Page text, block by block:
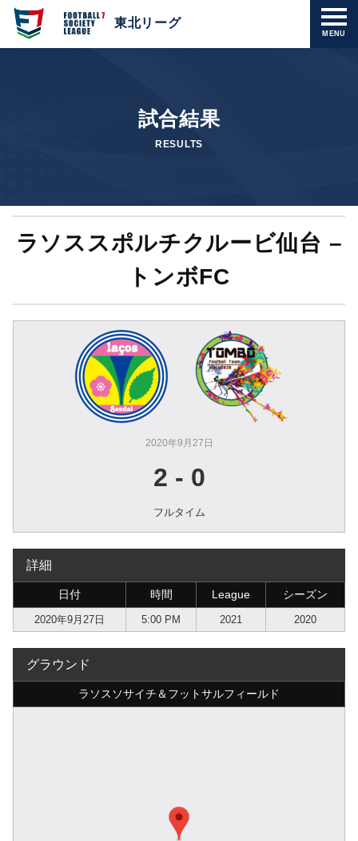
MENU
東北リーグ
試合結果
RESULTS
ラソススポルチクルービ仙台 –
トンボFC
2020年9月27日
2 - 0
フルタイム
詳細
日付 時間 League シーズン
2020年9月27日 5:00 PM 2021 2020
グラウンド
ラソスソサイチ＆フットサルフィールド